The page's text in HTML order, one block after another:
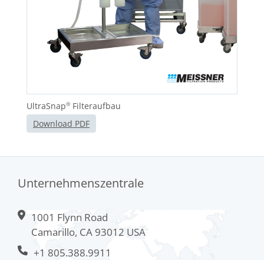
UltraSnap® Filteraufbau
Download PDF
Unternehmenszentrale
1001 Flynn Road
Camarillo, CA 93012 USA
+1 805.388.9911